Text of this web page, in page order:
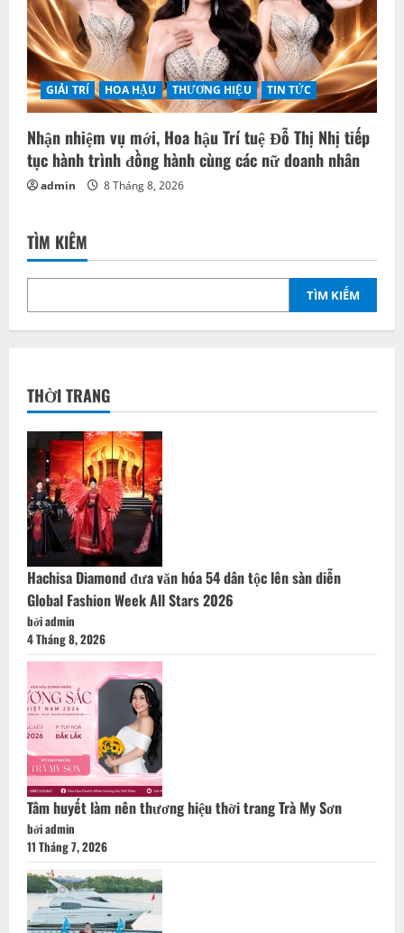
GIẢI TRÍ HOA HẬU THƯƠNG HIỆU TIN TỨC
Nhận nhiệm vụ mới, Hoa hậu Trí tuệ Đỗ Thị Nhị tiếp
tục hành trình đồng hành cùng các nữ doanh nhân
admin 8 Tháng 8, 2026
TÌM KIẾM
TÌM KIẾM
THỜI TRANG
Hachisa Diamond đưa văn hóa 54 dân tộc lên sàn diễn
Global Fashion Week All Stars 2026
bởi admin
4 Tháng 8, 2026
Tâm huyết làm nên thương hiệu thời trang Trà My Sơn
bởi admin
11 Tháng 7, 2026